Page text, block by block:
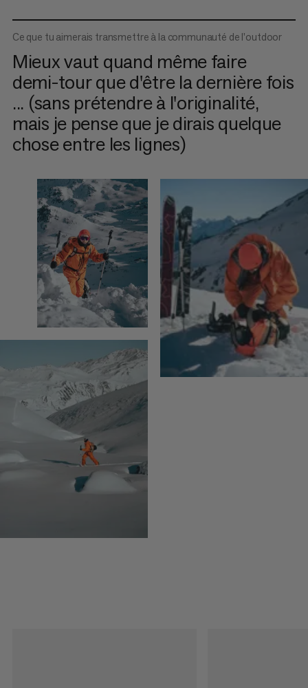
Ce que tu aimerais transmettre à la communauté de l'outdoor
Mieux vaut quand même faire
demi-tour que d'être la dernière fois
... (sans prétendre à l'originalité,
mais je pense que je dirais quelque
chose entre les lignes)